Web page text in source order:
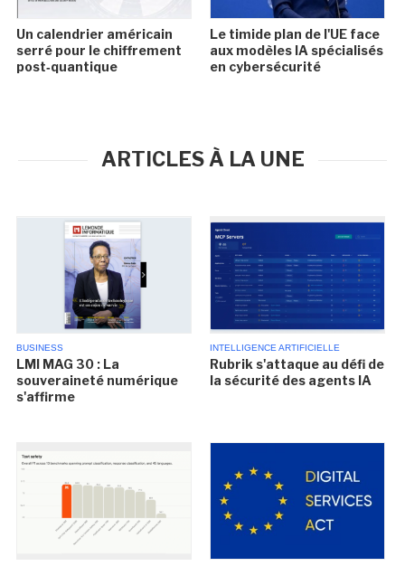
Un calendrier américain
serré pour le chiffrement
post‑quantique
Le timide plan de l'UE face
aux modèles IA spécialisés
en cybersécurité
ARTICLES À LA UNE
BUSINESS
LMI MAG 30 : La
souveraineté numérique
s'affirme
INTELLIGENCE ARTIFICIELLE
Rubrik s'attaque au défi de
la sécurité des agents IA